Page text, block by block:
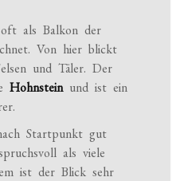
als Balkon der
Von hier blickt
und Täler. Der
Hohnsteinund ist ein
Startpunkt gut
als viele
ist der Blick sehr